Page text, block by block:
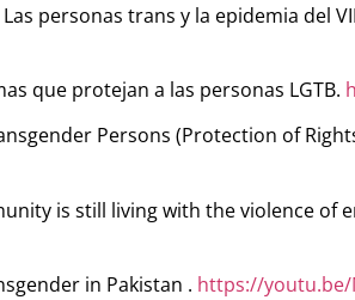
personas trans y la epidemia del
que protejan a las personas LGTB.
Persons (Protection of
is still living with the violence of
in Pakistan . https://youtu.be/